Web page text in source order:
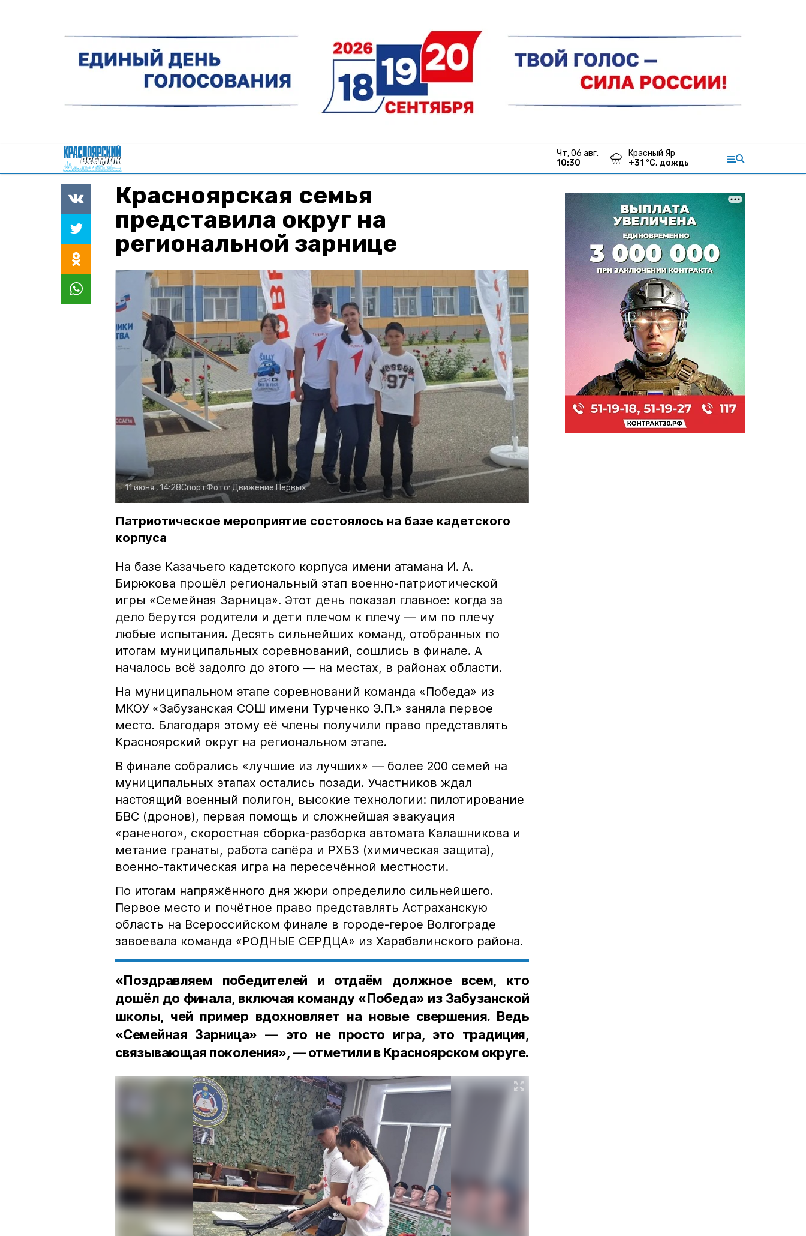
чт, 06 авг.
10:31
Красный Яр
+31 °С, дождь
Красноярская семья
представила округ на
региональной зарнице
11 июня , 14:28СпортФото:Движение Первых
Патриотическое мероприятие состоялось на базе кадетского
корпуса
На базе Казачьего кадетского корпуса имени атамана И. А.
Бирюкова прошёл региональный этап военно-патриотической
игры «Семейная Зарница». Этот день показал главное: когда за
дело берутся родители и дети плечом к плечу — им по плечу
любые испытания. Десять сильнейших команд, отобранных по
итогам муниципальных соревнований, сошлись в финале. А
началось всё задолго до этого — на местах, в районах области.
На муниципальном этапе соревнований команда «Победа» из
МКОУ «Забузанская СОШ имени Турченко Э.П.» заняла первое
место. Благодаря этому её члены получили право представлять
Красноярский округ на региональном этапе.
В финале собрались «лучшие из лучших» — более 200 семей на
муниципальных этапах остались позади. Участников ждал
настоящий военный полигон, высокие технологии: пилотирование
БВС (дронов), первая помощь и сложнейшая эвакуация
«раненого», скоростная сборка-разборка автомата Калашникова и
метание гранаты, работа сапёра и РХБЗ (химическая защита),
военно-тактическая игра на пересечённой местности.
По итогам напряжённого дня жюри определило сильнейшего.
Первое место и почётное право представлять Астраханскую
область на Всероссийском финале в городе-герое Волгограде
завоевала команда «РОДНЫЕ СЕРДЦА» из Харабалинского района.
«Поздравляем победителей и отдаём должное всем, кто
дошёл до финала, включая команду «Победа» из Забузанской
школы, чей пример вдохновляет на новые свершения. Ведь
«Семейная Зарница» — это не просто игра, это традиция,
связывающая поколения», — отметили в Красноярском округе.